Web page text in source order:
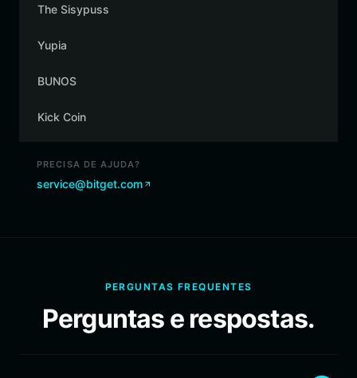
The Sisypuss
Yupia
BUNOS
Kick Coin
PRECISA DE AJUDA?
service@bitget.com
PERGUNTAS FREQUENTES
Perguntas e respostas.